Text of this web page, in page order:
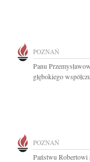
POZNAŃ
Panu
głębokiego
POZNAŃ
Państwu